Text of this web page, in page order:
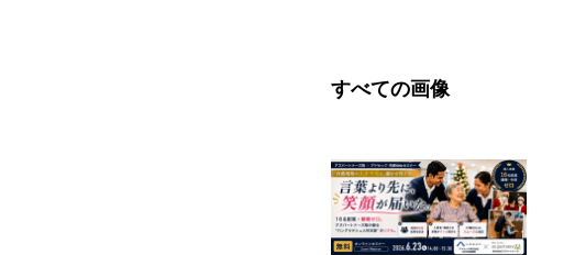
すべての画像